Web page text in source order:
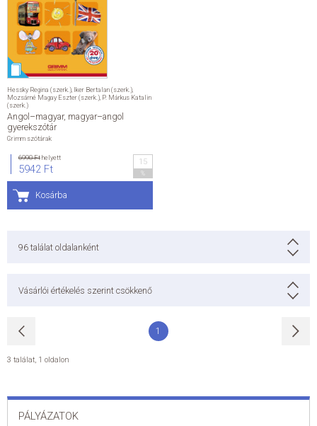
Hessky Regina (szerk.) Iker Bertalan (szerk.)
Mozsárné Magay Eszter (szerk.) P. Márkus Katalin
(szerk.)
Angol–magyar, magyar–angol
gyerekszótár
Grimm szótárak
6990 Fthelyett
5942 Ft
15
Kosárba
96 találat oldalanként
Vásárlói értékelés szerint csökkenő
1
3 találat, 1 oldalon
PÁLYÁZATOK